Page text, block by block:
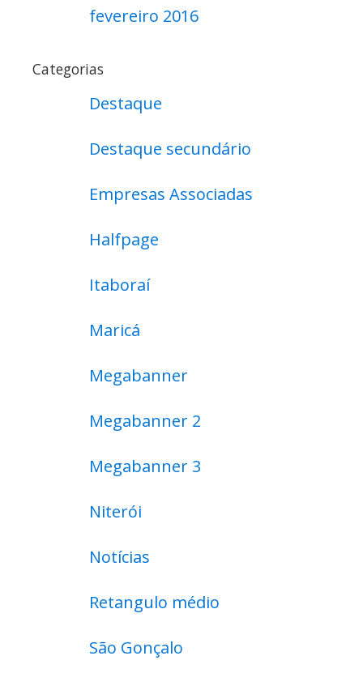
fevereiro 2016
Categorias
Destaque
Destaque secundário
Empresas Associadas
Halfpage
Itaboraí
Maricá
Megabanner
Megabanner 2
Megabanner 3
Niterói
Notícias
Retangulo médio
São Gonçalo